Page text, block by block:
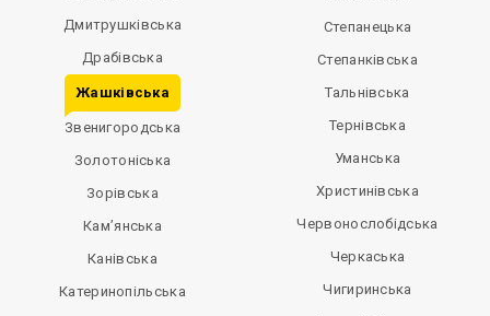
Дмитрушківська
Драбівська
Жашківська
Звенигородська
Золотоніська
Зорівська
Кам’янська
Канівська
Катеринопільська
Степанецька
Степанківська
Тальнівська
Тернівська
Уманська
Христинівська
Червонослобідська
Черкаська
Чигиринська